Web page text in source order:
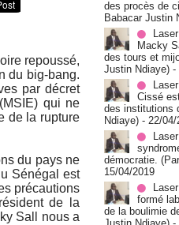
repoussé,
du big-bang.
par décret
qui ne
de la rupture
du pays ne
Sénégal est
précautions
de la
Sall nous a
des procès de
Babacar Justin
Macky
des tours et
Justin Ndiaye) -
Cissé
des institutions
Ndiaye) - 22/04/
démocratie.
15/04/2019
formé
de la boulimie